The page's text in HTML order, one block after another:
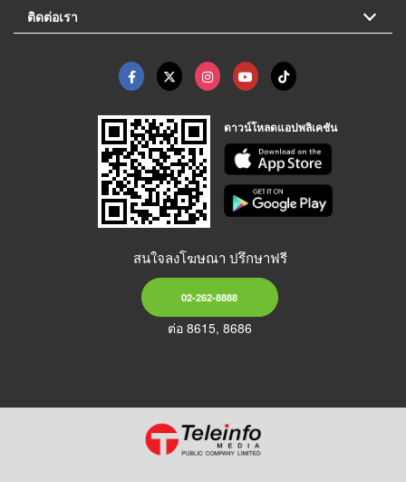
ติดต่อเรา
ดาวน์โหลดแอปพลิเคชัน
สนใจลงโฆษณา ปรึกษาฟรี
02-262-8888
ต่อ 8615, 8686